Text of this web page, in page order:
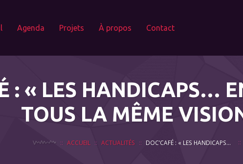
Agenda Projets À propos Contact
: « LES HANDICAPS…
TOUS LA MÊME
ACCUEIL ACTUALITÉS DOC’CAFÉ : « LES HANDICAPS… EN AVONS-NOUS TOUS LA MÊME VISION ? »